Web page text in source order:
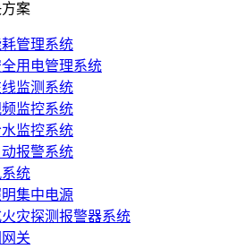
案
管理系统
用电管理系统
监测系统
监控系统
监控系统
报警系统
统
集中电源
灾探测报警器系统
关